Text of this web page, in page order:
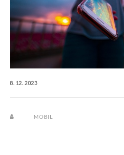
8. 12. 2023
MOBIL